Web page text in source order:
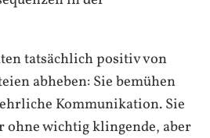
tatsächlich positiv von
abheben: Sie bemühen
Kommunikation. Sie
ohne wichtig klingende, aber